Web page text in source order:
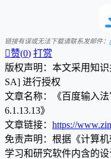
链接有误或无法下载请联系发邮件：
赞(0) 打赏
版权声明：本文采用知
SA] 进行授权
文章名称：《百度输入
6.1.13.13》
文章链接： https://
免责声明：根据《计算
学习和研究软件内含的